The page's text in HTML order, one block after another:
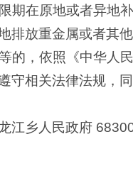
期在原地或者异地
地排放重金属或者其
的，依照《中华人
守相关法律法规，
江乡人民政府